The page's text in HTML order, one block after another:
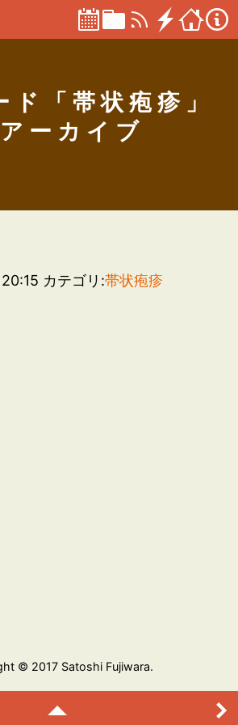
ド「帯状疱疹」
ーカイブ
カテゴリ:帯状疱疹
© 2017 Satoshi Fujiwara.